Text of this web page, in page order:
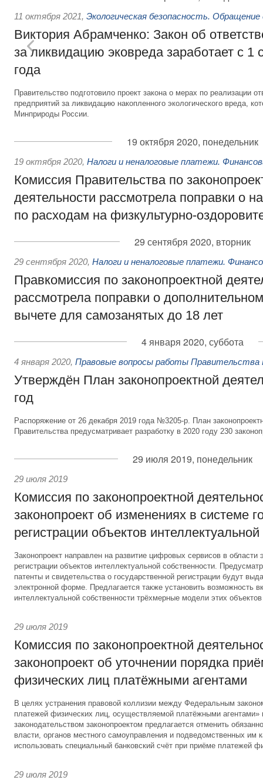
11 октября 2021, Экологическая безопасность.
Виктория Абрамченко: Закон об
за ликвидацию эковреда заработает с 1
года
Правительство подготовило проект закона о мерах по реализации
предприятий за ликвидацию накопленного экологического вреда,
Минприроды России.
19 октября 2020, понедельник
19 октября 2020, Налоги и неналоговые платежи.
Комиссия Правительства по
деятельности рассмотрела поправки о
по расходам на физкультурно-
29 сентября 2020, вторник
29 сентября 2020, Налоги и неналоговые платежи.
Правкомиссия по законопроектной
рассмотрела поправки о
вычете для самозанятых до 18 лет
4 января 2020, суббота
4 января 2020, Правовые вопросы работы Правительства
Утверждён План законопроектной
год
Распоряжение от 26 декабря 2019 года №3205-р. План
Правительства предусматривает разработку в 2020 году 230
29 июля 2019, понедельник
29 июля 2019
Комиссия по законопроектной
законопроект об изменениях в системе
регистрации объектов
Законопроект направлен на развитие цифровых сервисов в области
регистрации объектов интеллектуальной собственности.
патенты и свидетельства о государственной регистрации будут
электронной форме. Предлагается также установить возможность
интеллектуальной собственности трёхмерные модели этих
29 июля 2019
Комиссия по законопроектной
законопроект об уточнении порядка
физических лиц платёжными агентами
В целях устранения правовой коллизии между Федеральным
платежей физических лиц, осуществляемой платёжными
законодательством законопроектом предлагается отменить
власти, органов местного самоуправления и подведомственных им
использовать специальный банковский счёт при приёме платежей
29 июля 2019